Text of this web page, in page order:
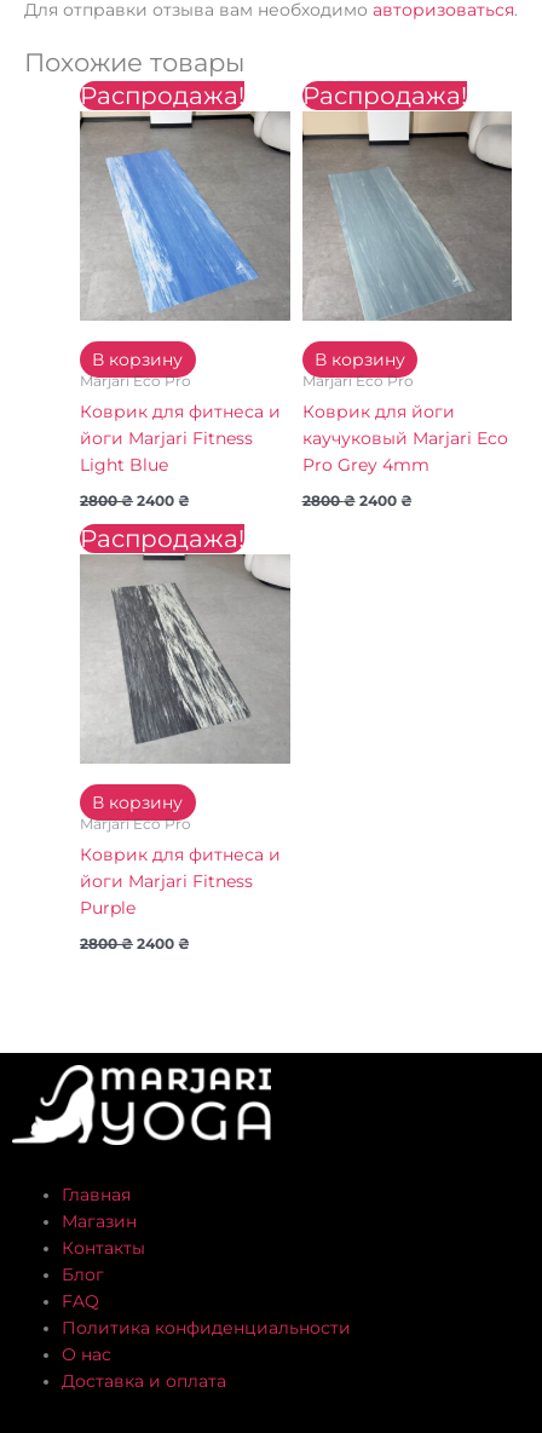
Для отправки отзыва вам необходимо авторизоваться.
Похожие товары
Распродажа!
В корзину
Marjari Eco Pro
Коврик для фитнеса и
йоги Marjari Fitness
Light Blue
2800₴
Первоначальная
цена
составляла
2800 ₴.
2400₴
Текущая
цена:
2400 ₴.
Распродажа!
В корзину
Marjari Eco Pro
Коврик для йоги
каучуковый Marjari Eco
Pro Grey 4mm
2800₴
Первоначальная
цена
составляла
2800 ₴.
2400 ₴
Текущая
цена:
2400 ₴.
Распродажа!
В корзину
Marjari Eco Pro
Коврик для фитнеса и
йоги Marjari Fitness
Purple
2800₴
Первоначальная
цена
составляла
2800 ₴.
2400₴
Текущая
цена:
2400 ₴.
Главная
Магазин
Контакты
Блог
FAQ
Политика конфиденциальности
О нас
Доставка и оплата